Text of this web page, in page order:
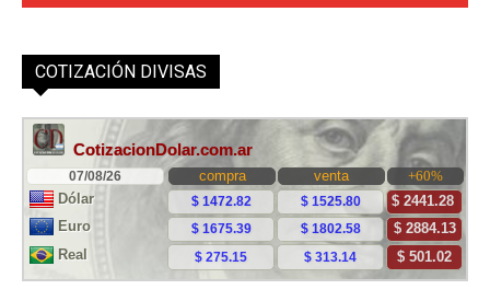
COTIZACIÓN DIVISAS